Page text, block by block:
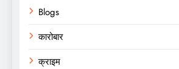
Blogs
कारोबार
क्राइम